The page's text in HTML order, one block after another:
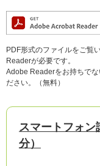
PDF形式のファイルをご覧
Readerが必要です。
Adobe Readerをお持ちで
ださい。（無料）
スマートフォン
分）